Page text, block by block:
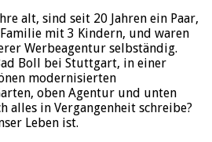
alt, sind seit 20 Jahren ein Paar,
mit 3 Kindern, und waren
Werbeagentur selbständig.
Boll bei Stuttgart, in einer
modernisierten
oben Agentur und unten
alles in Vergangenheit schreibe?
Leben ist.